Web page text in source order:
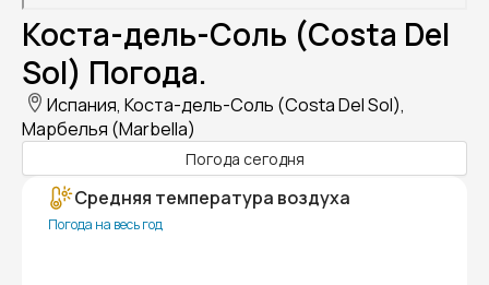
Коста-дель-Соль (Costa Del
Sol) Погода.
Испания, Коста-дель-Соль (Costa Del Sol),
Марбелья (Marbella)
Погода сегодня
Средняя температура воздуха
Погода на весь год